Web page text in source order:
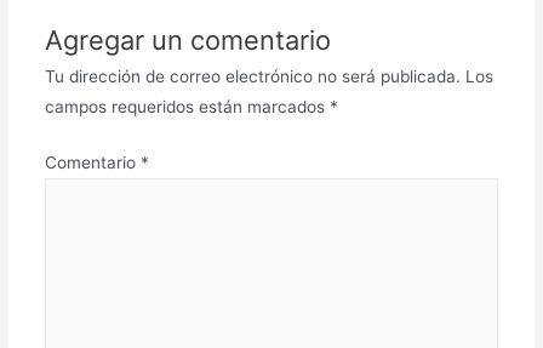
Agregar un comentario
Tu dirección de correo electrónico no será publicada. Los
campos requeridos están marcados *
Comentario *